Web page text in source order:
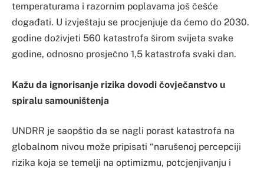
temperaturama i razornim poplavama još češće
događati. U izvještaju se procjenjuje da ćemo do 2030.
godine doživjeti 560 katastrofa širom svijeta svake
godine, odnosno prosječno 1,5 katastrofa svaki dan.
Kažu da ignorisanje rizika dovodi čovječanstvo u
spiralu samouništenja
UNDRR je saopštio da se nagli porast katastrofa na
globalnom nivou može pripisati “narušenoj percepciji
rizika koja se temelji na optimizmu, potcjenjivanju i